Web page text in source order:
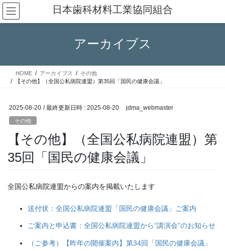
コ
ン
テ
ス
ナ
ビ
ゲ
ン
日本歯科材料工業協同組合
アーカイブス
HOME アーカイブス
その他
【その他】（全国公私病院連盟）第35回「国民の健康会議」
2025-08-20 / 最終更新日時 : 2025-08-20 jdma_webmaster
その他
【その他】（全国公私病院連盟）第
35回「国民の健康会議」
全国公私病院連盟からの案内を掲載いたします
送付状：全国公私病院連盟「国民の健康会議」ご案内
ご案内と申込書：全国公私病院連盟から“講演会”のお知らせ
（ご参考）【昨年の開催案内】第34回「国民の健康会議」